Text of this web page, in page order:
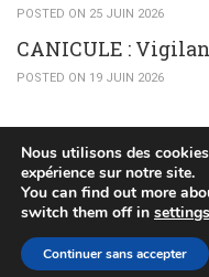
POSTED ON 25 JUIN 2026
CANICULE :
POSTED ON 19 JUIN 2026
(c)
POLITIQUE DE
MENTIONS
Nous utilisons des
expérience sur notre site.
You can find out more
switch them off in settings
Continuer sans accepter